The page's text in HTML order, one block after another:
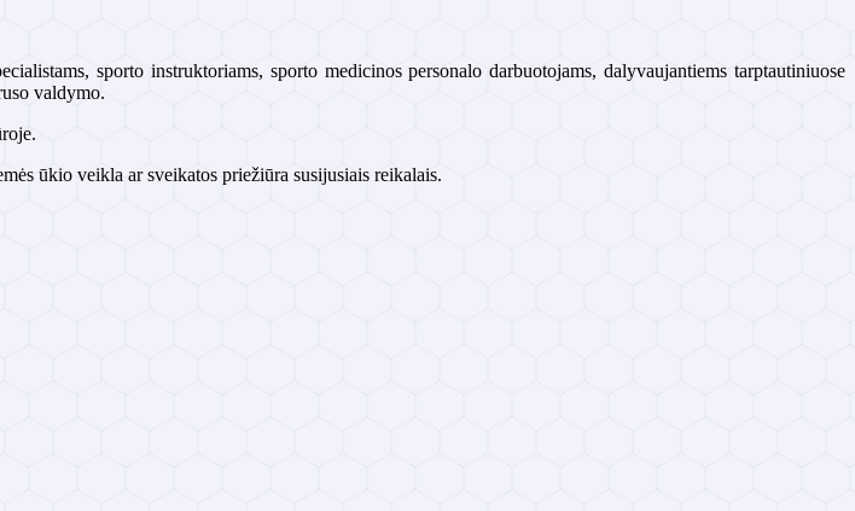
sporto instruktoriams, sporto medicinos personalo darbuotojams, dalyvaujantiems tarptautiniuose
valdymo.
ūkio veikla ar sveikatos priežiūra susijusiais reikalais.